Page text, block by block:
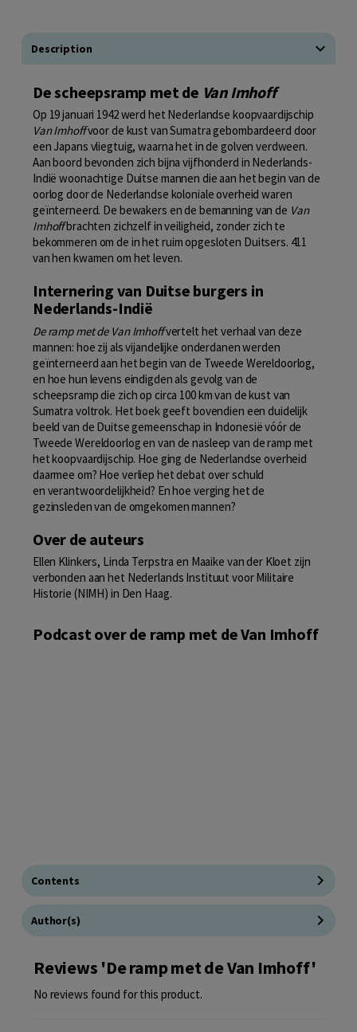
Description
De scheepsramp met de Van Imhoff
Op 19 januari 1942 werd het Nederlandse koopvaardijschip
Van Imhoffvoor de kust van Sumatra gebombardeerd door
een Japans vliegtuig, waarna het in de golven verdween.
Aan boord bevonden zich bijna vijfhonderd in Nederlands-
Indië woonachtige Duitse mannen die aan het begin van de
oorlog door de Nederlandse koloniale overheid waren
geïnterneerd. De bewakers en de bemanning van de Van
Imhoffbrachten zichzelf in veiligheid, zonder zich te
bekommeren om de in het ruim opgesloten Duitsers. 411
van hen kwamen om het leven.
Internering van Duitse burgers in
Nederlands-Indië
De ramp met de Van Imhoffvertelt het verhaal van deze
mannen: hoe zij als vijandelijke onderdanen werden
geïnterneerd aan het begin van de Tweede Wereldoorlog,
en hoe hun levens eindigden als gevolg van de
scheepsramp die zich op circa 100 km van de kust van
Sumatra voltrok. Het boek geeft bovendien een duidelijk
beeld van de Duitse gemeenschap in Indonesië vóór de
Tweede Wereldoorlog en van de nasleep van de ramp met
het koopvaardijschip. Hoe ging de Nederlandse overheid
daarmee om? Hoe verliep het debat over schuld
en verantwoordelijkheid? En hoe verging het de
gezinsleden van de omgekomen mannen?
Over de auteurs
Ellen Klinkers, Linda Terpstra en Maaike van der Kloet zijn
verbonden aan het Nederlands Instituut voor Militaire
Historie (NIMH) in Den Haag.
Podcast over de ramp met de Van Imhoff
Contents
Author(s)
Reviews 'De ramp met de Van Imhoff'
No reviews found for this product.